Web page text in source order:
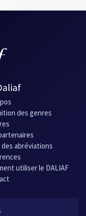
des genres
abréviations
utiliser le DALIAF